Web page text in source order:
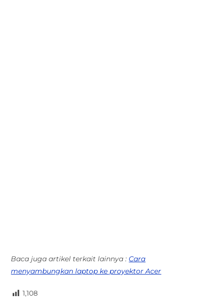
Baca juga artikel terkait lainnya : Cara
menyambungkan laptop ke proyektor Acer
1,108